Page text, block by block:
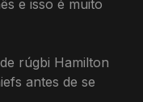
e isso é muito
rúgbi Hamilton
antes de se